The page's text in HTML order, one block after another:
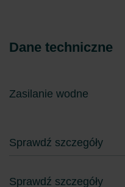
Zehnder Polska Sp. z o.o.:
Dane techniczne
Zasilanie wodne
Sprawdź szczegóły
Sprawdź szczegóły